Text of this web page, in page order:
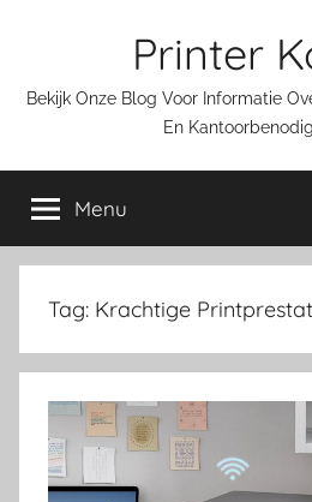
inhoud
Printer
Bekijk Onze Blog Voor Informatie
En
Menu
Tag: Krachtige